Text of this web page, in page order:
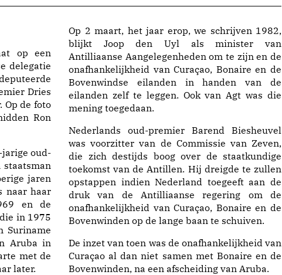
op een
delegatie
Dries
Op de foto
Ron
jarige oud-
staatsman
jaren
naar haar
en de
in 1975
Suriname
Aruba in
met de
later.
Op 2 maart, het jaar erop, we schrijven 1982,
blijkt Joop den Uyl als minister van
Antilliaanse Aangelegenheden om te zijn en de
onafhankelijkheid van Curaçao, Bonaire en de
Bovenwindse eilanden in handen van de
eilanden zelf te leggen. Ook van Agt was die
mening toegedaan.
Nederlands oud-premier Barend Biesheuvel
was voorzitter van de Commissie van Zeven,
die zich destijds boog over de staatkundige
toekomst van de Antillen. Hij dreigde te zullen
opstappen indien Nederland toegeeft aan de
druk van de Antilliaanse regering om de
onafhankelijkheid van Curaçao, Bonaire en de
Bovenwinden op de lange baan te schuiven.
De inzet van toen was de onafhankelijkheid van
Curaçao al dan niet samen met Bonaire en de
Bovenwinden, na een afscheiding van Aruba.